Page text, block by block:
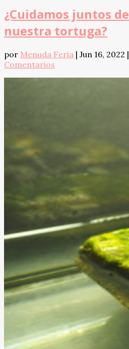
¿Cuidamos juntos de
nuestra tortuga?
por Menuda Feria | Jun 16, 2022 |
Comentarios